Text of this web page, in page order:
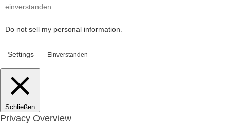
einverstanden.
Do not sell my personal information
Settings Einverstanden
Schließen
Privacy Overview